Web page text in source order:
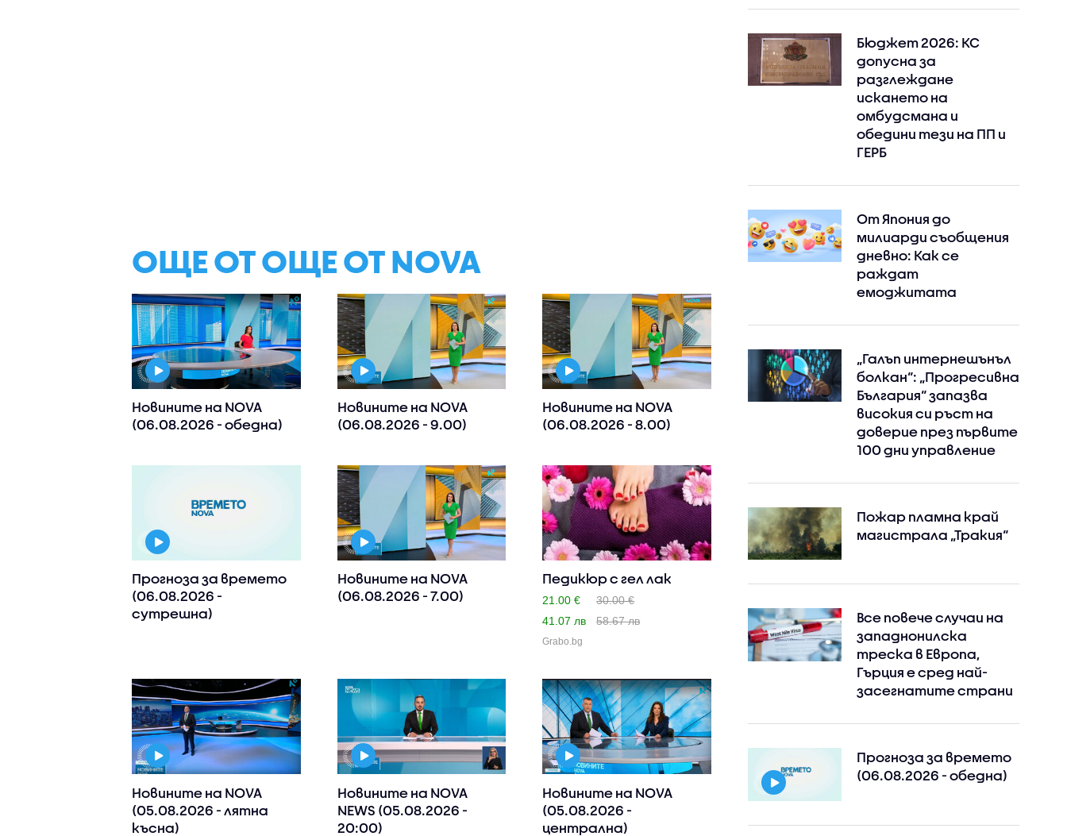
ОЩЕ ОТ ОЩЕ ОТ NOVA
Новините на NOVA
(06.08.2026 - обедна)
Новините на NOVA
(06.08.2026 - 9.00)
Новините на NOVA
(06.08.2026 - 8.00)
Прогноза за времето
(06.08.2026 -
сутрешна)
Новините на NOVA
(06.08.2026 - 7.00)
Педикюр с гел лак
21.00 €
30.00 €
41.07 лв
58.67 лв
Grabo.bg
Новините на NOVA
(05.08.2026 - лятна
късна)
Новините на NOVA
NEWS (05.08.2026 -
20:00)
Новините на NOVA
(05.08.2026 -
централна)
Бюджет 2026: КС
допусна за
разглеждане
искането на
омбудсмана и
обедини тези на ПП и
ГЕРБ
От Япония до
милиарди съобщения
дневно: Как се
раждат
емоджитата
„Галъп интернешънъл
болкан“: „Прогресивна
България“ запазва
високия си ръст на
доверие през първите
100 дни управление
Пожар пламна край
магистрала „Тракия“
Все повече случаи на
западнонилска
треска в Европа,
Гърция е сред най-
засегнатите страни
Прогноза за времето
(06.08.2026 - обедна)